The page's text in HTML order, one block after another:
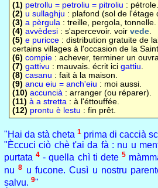
(1) petrollu = petroliu = pitroliu : pétrole.
(2) u sullaghju : plafond (sol de l'étage
(3) a pèrgula : treille, pergola, tonnelle.
(4) avvèdesi: s'apercevoir. voir vede.
(5) e puricce : distribution gratuite de
certains villages à l'occasion de la
(6) compie: achever, terminer un
(7) gattivu : mauvais. écrit ici gattiu.
(8) casanu : fait à la maison.
(9) ancu eiu = anch'eiu : moi aussi.
(10) accuncià: arranger (ou réparer).
(11) à a stretta : à l'éttouffée.
(12) prontu è lestu : fin prêt.
"Hai da stà cheta1 prima di caccià
"Èccuci ciò chè t'ai da fà : nu u
purtata4 - quella chì ti dete5
nu8 u fucone. Cusì u nostru
salvu. 9"